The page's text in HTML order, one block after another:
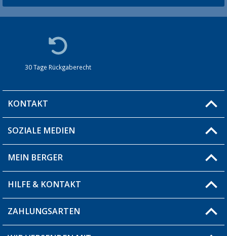
30 Tage Rückgaberecht
KONTAKT
Du hast eine Frage?
Filiale finden
SOZIALE MEDIEN
MEIN BERGER
Blog
Produkttester
HILFE & KONTAKT
Fragen & Antworten / FAQ
ZAHLUNGSARTEN